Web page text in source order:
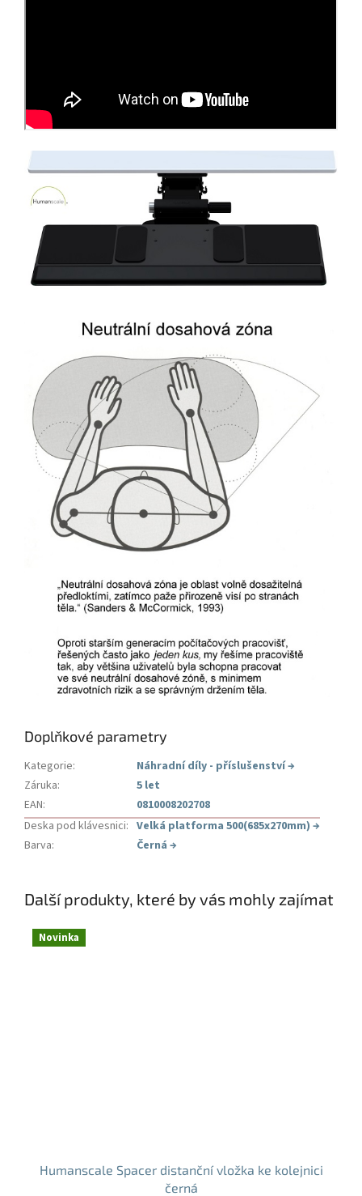
Doplňkové parametry
Kategorie: Náhradní díly - příslušenství→
Záruka:
5 let
EAN:
0810008202708
Deska pod klávesnici: Velká platforma 500(685x270mm) →
Barva: Černá →
Další produkty, které by vás mohly zajímat
Novinka
Humanscale Spacer distanční vložka ke kolejnici
černá